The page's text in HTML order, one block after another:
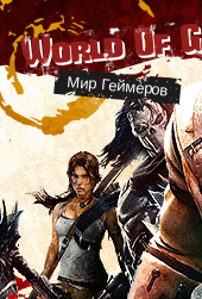
World Of
Мир Геймеров